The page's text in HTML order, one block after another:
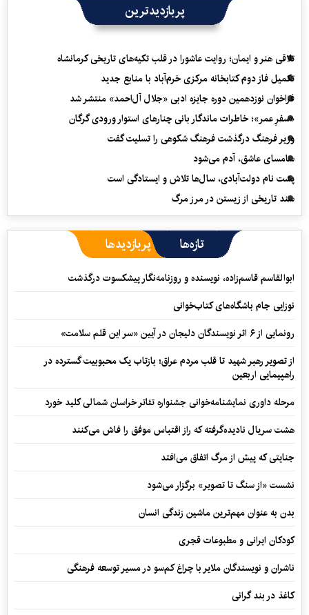
پربازدیدترین
تلاقی هنر و ایمان؛ روایت عاشورا در قلب تکیه‌های تاریخی کرمانشاه
تکمیل فاز دوم کتابخانه مرکزی خرم‌آباد با منابع جدید
فراخوان نوزدهمین دوره جایزه ادبی «جلال آل‌احمد» منتشر شد
«سفرِ عمر»؛ خاطرات ماندگار بانی چنارهای استوار ورودی گرگان
وزیر فرهنگ درگذشت فرهنگ شکوهی را تسلیت گفت
سامسای عاشق، آدم می‌شود
پشت نام دولت‌آبادی، سال‌ها تلاش و ایستادگی است
سند تاریخی از زیستن در مرز مرگ
تازه‌ها پربازدیدها
ابوالقاسم قاسم‌زاده، نویسنده و روزنامه‌نگار پیشکسوت درگذشت
نوزایی جام باشگاه‌های کتاب‌خوانی
رونمایی از ۶ اثر نویسندگان دلیجان در آیین «سر این قلم سلامت»
از تصویر رهبر شهید تا قلب مردم عراق؛ بازتاب یک محبوبیت گسترده در
راهپیمایی اربعین
مرحله داوری نمایشنامه‌خوانی جشنواره تئاتر خراسان شمالی کلید خورد
هشت سریال نادیده‌گرفته که راز اقتباس موفق را فاش می‌کنند
جنایتی که پیش از مرگ اتفاق می‌افتد
نشست «از سنگ تا تصویر» برگزار می‌شود
بدن به عنوان مهم‌ترین ماشین زندگی انسان
کودکان ایرانی و مطبوعات قجری
ناشران و نویسندگان ملایر با چراغ کم‌سو در مسیر توسعه فرهنگی
کاغذ در بند گرانی